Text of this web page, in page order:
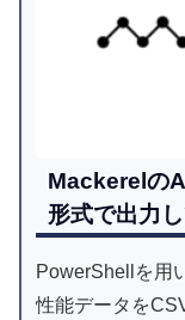
Mackerelの
形式で出力
PowerShellを用
性能データを